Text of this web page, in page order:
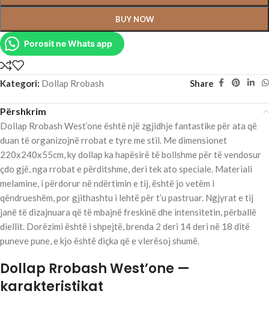
BUY NOW
Porosit ne Whats app
Kategori: Dollap Rrobash Share
Përshkrim
Dollap Rrobash West’one është një zgjidhje fantastike për ata që
duan të organizojnë rrobat e tyre me stil. Me dimensionet
220x240x55cm, ky dollap ka hapësirë të bollshme për të vendosur
çdo gjë, nga rrobat e përditshme, deri tek ato speciale. Materiali
melamine, i përdorur në ndërtimin e tij, është jo vetëm i
qëndrueshëm, por gjithashtu i lehtë për t’u pastruar. Ngjyrat e tij
janë të dizajnuara që të mbajnë freskinë dhe intensitetin, përballë
diellit. Dorëzimi është i shpejtë, brenda 2 deri 14 deri në 18 ditë
puneve pune, e kjo është diçka që e vlerësoj shumë.
Dollap Rrobash West’one —
karakteristikat